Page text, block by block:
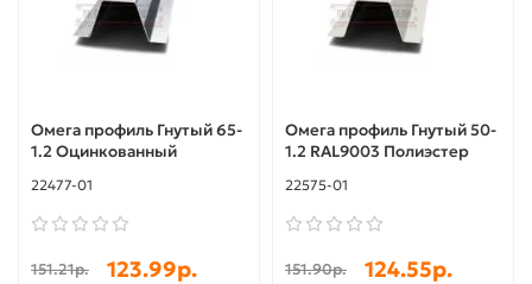
Омега профиль Гнутый 65-
1.2 Оцинкованный
22477-01
151.21р. 123.99р.
Омега профиль Гнутый 50-
1.2 RAL9003 Полиэстер
22575-01
151.90р. 124.55р.